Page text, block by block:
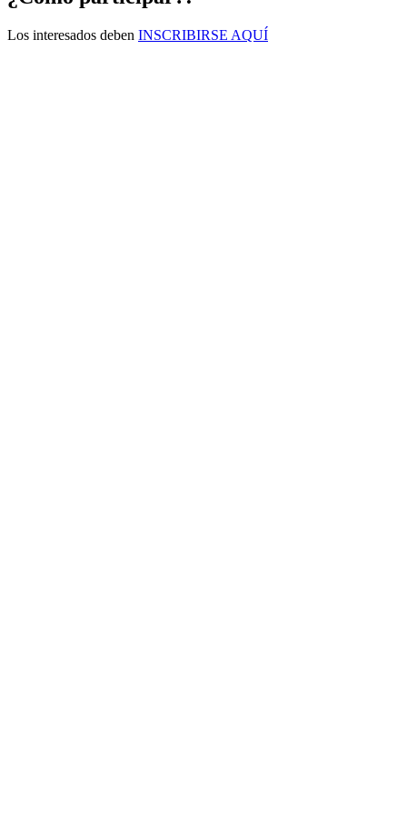
Los interesados deben INSCRIBIRSE AQUÍ